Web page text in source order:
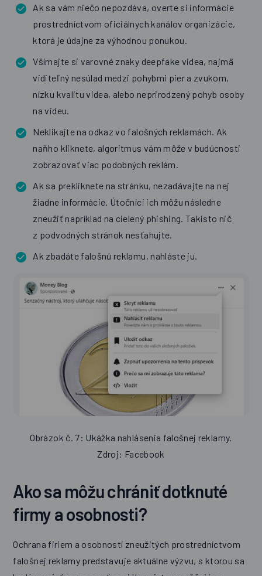
Ak sa vám niečo nepozdáva, overte si informácie
prostredníctvom oficiálnych kanálov organizácie,
ktorá je údajne za výhodnou ponukou.
Všímajte si varovné znaky deepfake videa, najmä
viditeľný nesúlad medzi pohybmi pier a zvukom,
nízku kvalitu videa, alebo neprirodzený pohyb osoby
na videu.
Neklikajte na odkaz vo falošných reklamách. Ak
naňho kliknete, algoritmus vám môže v budúcnosti
zobrazovať viac podobných reklám.
Ak sa prekliknete na stránku, nezadávajte na nej
žiadne informácie. Útočníci ich môžu následne
zneužiť napríklad na cielený phishing. Takisto nič
z podvodných stránok nesťahujte.
Ak zbadáte falošnú reklamu, nahláste ju.
Obrázok č. 7: Ukážka nahlásenia falošnej reklamy.
Zdroj: Facebook
Ako sa môžu chrániť dotknuté
firmy a osobnosti?
Ochrana firiem a osobností zneužitých prostredníctvom
falošnej reklamy predstavuje aktuálne výzvu, s ktorou sa